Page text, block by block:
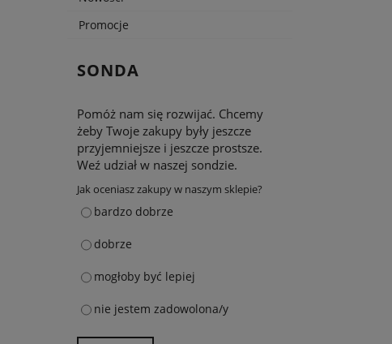
Promocje
SONDA
Pomóż nam się rozwijać. Chcemy
żeby Twoje zakupy były jeszcze
przyjemniejsze i jeszcze prostsze.
Weź udział w naszej sondzie.
Jak oceniasz zakupy w naszym sklepie?
bardzo dobrze
dobrze
mogłoby być lepiej
nie jestem zadowolona/y